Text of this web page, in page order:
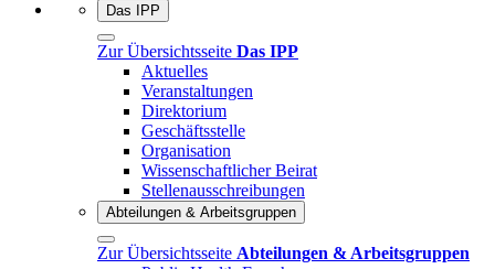
Das IPP
Zur Übersichtsseite Das IPP
Aktuelles
Veranstaltungen
Direktorium
Geschäftsstelle
Organisation
Wissenschaftlicher Beirat
Stellenausschreibungen
Abteilungen & Arbeitsgruppen
Zur Übersichtsseite Abteilungen & Arbeitsgruppen